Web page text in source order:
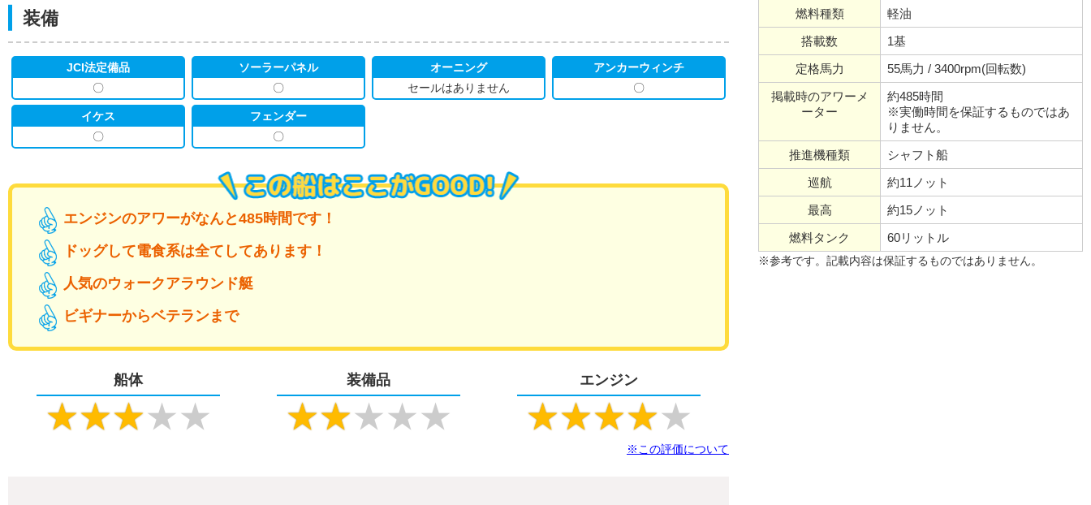
燃料種類
軽油
搭載数
1基
定格馬力
55馬力 / 3400rpm(回転数)
掲載時のアワーメ
ーター
約485時間
※実働時間を保証するものではあ
りません。
推進機種類
シャフト船
巡航
約11ノット
最高
約15ノット
燃料タンク
60リットル
※参考です。記載内容は保証するものではありません。
装備
JCI法定備品
〇
ソーラーパネル
〇
オーニング
セールはありません
アンカーウィンチ
〇
イケス
〇
フェンダー
〇
エンジンのアワーがなんと485時間です！
ドッグして電食系は全てしてあります！
人気のウォークアラウンド艇
ビギナーからベテランまで
船体
★★★★★
装備品
★★★★★
エンジン
★★★★★
※この評価について